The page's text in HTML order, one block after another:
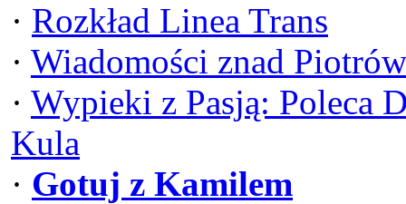
· Rozkład Linea Trans
· Wiadomości znad
· Wypieki z Pasją: Poleca
Kula
· Gotuj z Kamilem